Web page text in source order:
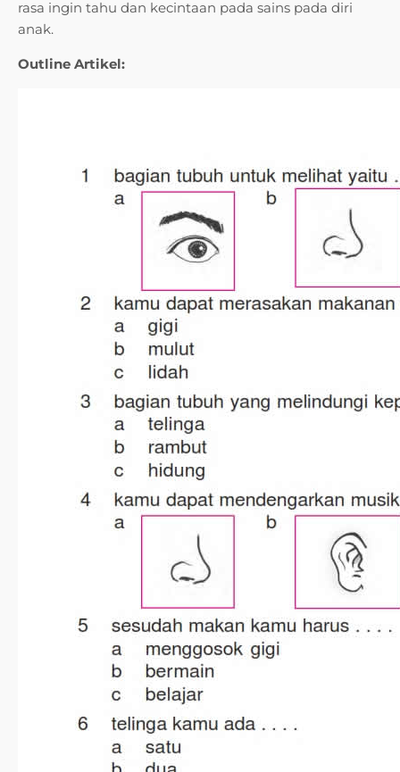
rasa ingin tahu dan kecintaan pada sains pada diri
anak.
Outline Artikel: